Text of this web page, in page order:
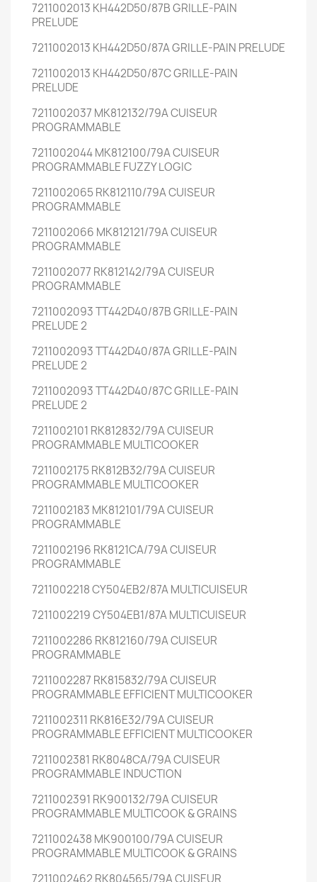
7211002013 KH442D50/87B GRILLE-PAIN
PRELUDE
7211002013 KH442D50/87A GRILLE-PAIN PRELUDE
7211002013 KH442D50/87C GRILLE-PAIN
PRELUDE
7211002037 MK812132/79A CUISEUR
PROGRAMMABLE
7211002044 MK812100/79A CUISEUR
PROGRAMMABLE FUZZY LOGIC
7211002065 RK812110/79A CUISEUR
PROGRAMMABLE
7211002066 MK812121/79A CUISEUR
PROGRAMMABLE
7211002077 RK812142/79A CUISEUR
PROGRAMMABLE
7211002093 TT442D40/87B GRILLE-PAIN
PRELUDE 2
7211002093 TT442D40/87A GRILLE-PAIN
PRELUDE 2
7211002093 TT442D40/87C GRILLE-PAIN
PRELUDE 2
7211002101 RK812832/79A CUISEUR
PROGRAMMABLE MULTICOOKER
7211002175 RK812B32/79A CUISEUR
PROGRAMMABLE MULTICOOKER
7211002183 MK812101/79A CUISEUR
PROGRAMMABLE
7211002196 RK8121CA/79A CUISEUR
PROGRAMMABLE
7211002218 CY504EB2/87A MULTICUISEUR
7211002219 CY504EB1/87A MULTICUISEUR
7211002286 RK812160/79A CUISEUR
PROGRAMMABLE
7211002287 RK815832/79A CUISEUR
PROGRAMMABLE EFFICIENT MULTICOOKER
7211002311 RK816E32/79A CUISEUR
PROGRAMMABLE EFFICIENT MULTICOOKER
7211002381 RK8048CA/79A CUISEUR
PROGRAMMABLE INDUCTION
7211002391 RK900132/79A CUISEUR
PROGRAMMABLE MULTICOOK & GRAINS
7211002438 MK900100/79A CUISEUR
PROGRAMMABLE MULTICOOK & GRAINS
7211002462 RK804565/79A CUISEUR